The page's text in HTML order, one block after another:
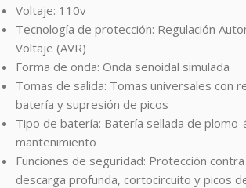
Voltaje: 110v
Tecnología de protección: Regulación
Voltaje (AVR)
Forma de onda: Onda senoidal simulada
Tomas de salida: Tomas universales con
batería y supresión de picos
Tipo de batería: Batería sellada de
mantenimiento
Funciones de seguridad: Protección
descarga profunda, cortocircuito y picos